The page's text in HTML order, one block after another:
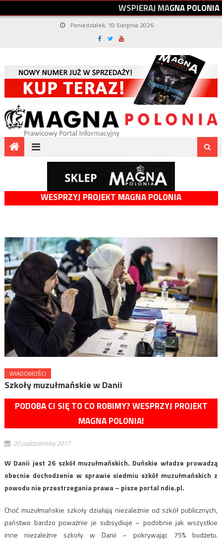
WSPIERAJMAGNAPOLONIA
Poniedziałek, 10 Sierpnia 2026
WESPRZYJ PROJEKT MAGNA POLONIA
WIADOMOŚCI
Szkoły muzułmańskie w Danii
PODOBA CI SIĘ TO CO ROBIMY? WESPRZYJ PROJEKT
MAGNA POLONIA!
20 października 2017
W Danii jest 26 szkół muzułmańskich. Duńskie władze prowadzą
obecnie dochodzenie w sprawie siedmiu szkół muzułmańskich z
powodu nie przestrzegania prawa – pisze portal ndie.pl.
Choć muzułmańskie szkoły działają niezależnie od szkół publicznych,
państwo bardzo poważnie je subsydiuje – podobnie jak wszystkie
inne niezależne szkoły w Danii – pokrywając 75% budżetu.